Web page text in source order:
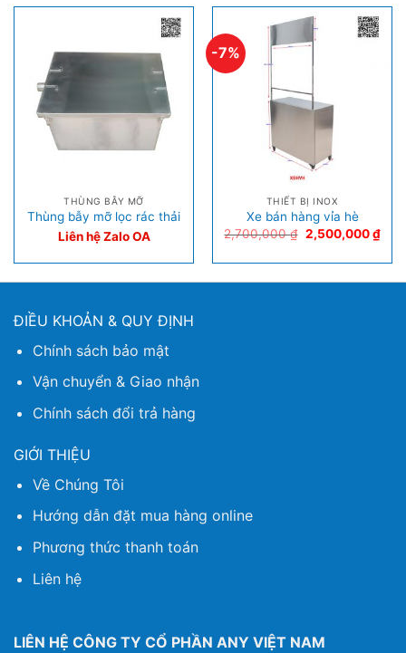
THÙNG BẪY MỠ
Thùng bẫy mỡ lọc rác thải
Liên hệ Zalo OA
-7%
THIẾT BỊ INOX
Xe bán hàng vỉa hè
2,700,000₫ 2,500,000₫
ĐIỀU KHOẢN & QUY ĐỊNH
Chính sách bảo mật
Vận chuyển & Giao nhận
Chính sách đổi trả hàng
GIỚI THIỆU
Về Chúng Tôi
Hướng dẫn đặt mua hàng online
Phương thức thanh toán
Liên hệ
LIÊN HỆ CÔNG TY CỔ PHẦN ANY VIỆT NAM